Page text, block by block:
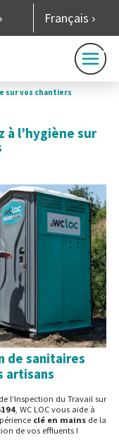
Français
sur vos chantiers
à l’hygiène sur
de sanitaires
artisans
l’Inspection du Travail sur
, WC LOC vous aide à
clé en mainsde la
de vos effluents !